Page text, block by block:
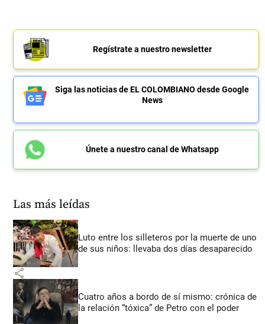
Regístrate a nuestro newsletter
Siga las noticias de EL COLOMBIANO desde Google
News
Únete a nuestro canal de Whatsapp
Las más leídas
Luto entre los silleteros por la muerte de uno
de sus niños: llevaba dos días desaparecido
share
Cuatro años a bordo de sí mismo: crónica de
la relación “tóxica” de Petro con el poder